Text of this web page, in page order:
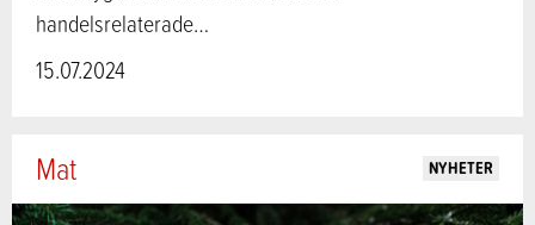
handelsrelaterade…
15.07.2024
Mat NYHETER